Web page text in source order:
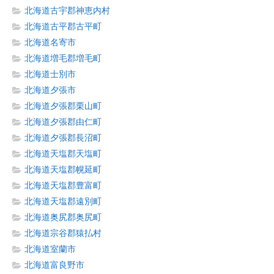
北海道古宇郡神恵内村
北海道古平郡古平町
北海道名寄市
北海道増毛郡増毛町
北海道士別市
北海道夕張市
北海道夕張郡栗山町
北海道夕張郡由仁町
北海道夕張郡長沼町
北海道天塩郡天塩町
北海道天塩郡幌延町
北海道天塩郡豊富町
北海道天塩郡遠別町
北海道奥尻郡奥尻町
北海道宗谷郡猿払村
北海道室蘭市
北海道富良野市